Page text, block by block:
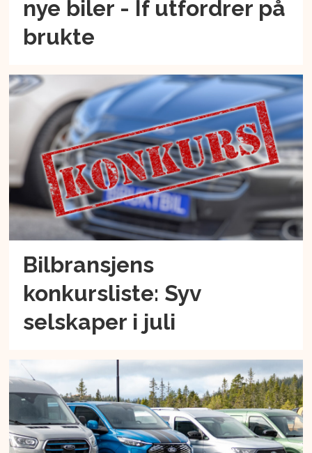
nye biler - If utfordrer på
brukte
Bilbransjens
konkursliste: Syv
selskaper i juli